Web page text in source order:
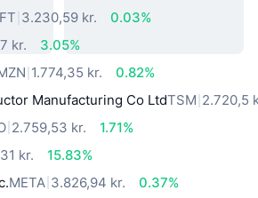
3.230,59 kr.
0.03%
kr.
3.05%
1.774,35 kr.
0.82%
Manufacturing Co LtdTSM 2.720,5
2.759,53 kr.
1.71%
kr.
15.83%
META 3.826,94 kr.
0.37%